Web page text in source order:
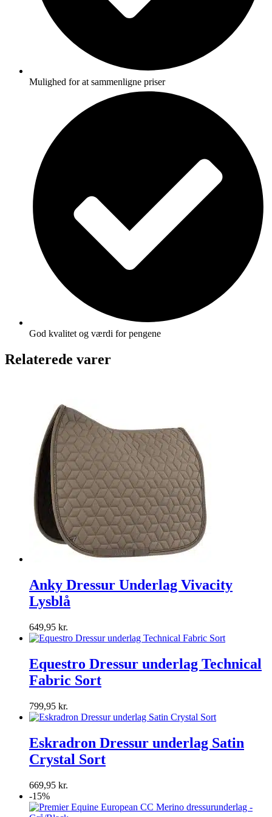
Mulighed for at sammenligne priser
God kvalitet og værdi for pengene
Relaterede varer
Anky Dressur Underlag Vivacity
Lysblå
649,95 kr.
Equestro Dressur underlag Technical
Fabric Sort
799,95 kr.
Eskradron Dressur underlag Satin
Crystal Sort
669,95 kr.
-15%